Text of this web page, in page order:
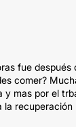
fue después
comer?
y mas por el
la recuperación